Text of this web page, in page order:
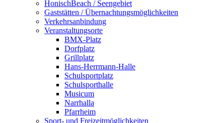
HonischBeach / Seengebiet
Gaststätten / Übernachtungsmöglichkeiten
Verkehrsanbindung
Veranstaltungsorte
BMX-Platz
Dorfplatz
Grillplatz
Hans-Herrmann-Halle
Schulsportplatz
Schulsporthalle
Musicum
Narrhalla
Pfarrheim
Sport- und Freizeitmöglichkeiten